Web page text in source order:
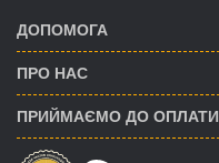
ДОПОМОГА
ПРО НАС
ПРИЙМАЄМО ДО ОПЛАТИ